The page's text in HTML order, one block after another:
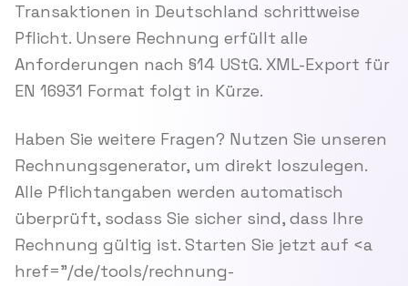
Transaktionen in Deutschland schrittweise
Pflicht. Unsere Rechnung erfüllt alle
Anforderungen nach §14 UStG. XML-Export für
EN 16931 Format folgt in Kürze.
Haben Sie weitere Fragen? Nutzen Sie unseren
Rechnungsgenerator, um direkt loszulegen.
Alle Pflichtangaben werden automatisch
überprüft, sodass Sie sicher sind, dass Ihre
Rechnung gültig ist. Starten Sie jetzt auf <a
href="/de/tools/rechnung-